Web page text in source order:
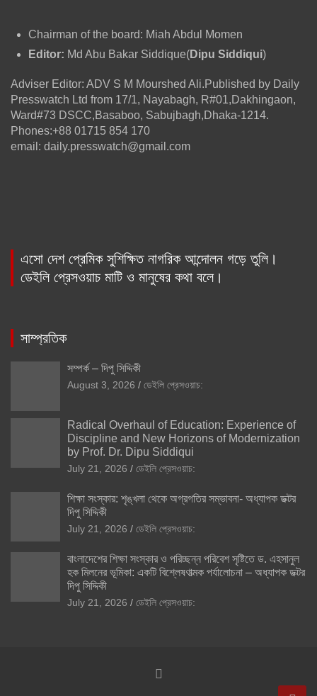
Chairman of the board: Miah Abdul Momen
Editor: Md Abu Bakar Siddique(Dipu Siddiqui)
Adviser Editor: ADV S M Mourshed Ali.Published by Daily
Presswatch Ltd from 17/1, Nayabagh, R#01,Dakhingaon,
Ward#73 DSCC,Basaboo, Sabujbagh,Dhaka-1214.
Phones:+88 01715 854 170
email: daily.presswatch@gmail.com
এসো দেশ প্রেমিক সুশিক্ষিত নাগরিক আন্দোলন গড়ে তুলি।
ডেইলি প্রেসওয়াচ মাটি ও মানুষের কথা বলে।
সাম্প্রতিক
সম্পর্ক – দিপু সিদ্দিকী
August 3, 2026 ডেইলি প্রেসওয়াচ:
Radical Overhaul of Education: Experience of
Discipline and New Horizons of Modernization
by Prof. Dr. Dipu Siddiqui
July 21, 2026 ডেইলি প্রেসওয়াচ:
শিক্ষা সংস্কার: শৃঙ্খলা থেকে অগ্রগতির সম্ভাবনা- অধ্যাপক ডক্টর
দিপু সিদ্দিকী
July 21, 2026 ডেইলি প্রেসওয়াচ:
বাংলাদেশের শিক্ষা সংস্কার ও পরিচ্ছন্ন পরিবেশ সৃষ্টিতে ড. এহসানুল
হক মিলনের ভূমিকা: একটি বিশ্লেষণাত্মক পর্যালোচনা – অধ্যাপক ডক্টর
দিপু সিদ্দিকী
July 21, 2026 ডেইলি প্রেসওয়াচ: